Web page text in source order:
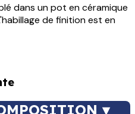
dans un pot en céramique
de finition est en
▾